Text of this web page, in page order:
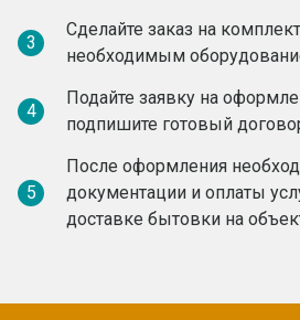
3
Сделайте заказ на
необходимым
4
Подайте заявку на
подпишите готовый
5
После оформления
документации и оплаты
доставке бытовки на